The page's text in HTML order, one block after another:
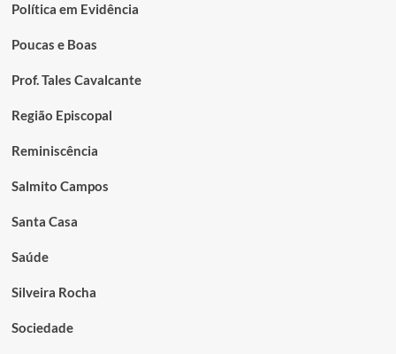
Política em Evidência
Poucas e Boas
Prof. Tales Cavalcante
Região Episcopal
Reminiscência
Salmito Campos
Santa Casa
Saúde
Silveira Rocha
Sociedade